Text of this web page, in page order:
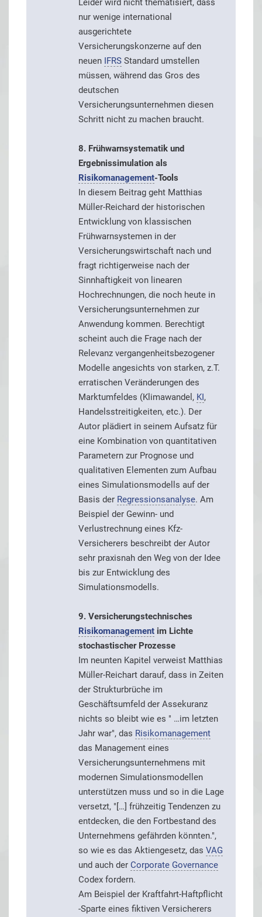
nur wenige international
ausgerichtete
Versicherungskonzerne auf den
neuen IFRS Standard umstellen
müssen, während das Gros des
deutschen
Versicherungsunternehmen diesen
Schritt nicht zu machen braucht.
8. Frühwarnsystematik und
Ergebnissimulation als
Risikomanagement-Tools
In diesem Beitrag geht Matthias
Müller-Reichard der historischen
Entwicklung von klassischen
Frühwarnsystemen in der
Versicherungswirtschaft nach und
fragt richtigerweise nach der
Sinnhaftigkeit von linearen
Hochrechnungen, die noch heute in
Versicherungsunternehmen zur
Anwendung kommen. Berechtigt
scheint auch die Frage nach der
Relevanz vergangenheitsbezogener
Modelle angesichts von starken, z.T.
erratischen Veränderungen des
Marktumfeldes (Klimawandel, KI,
Handelsstreitigkeiten, etc.). Der
Autor plädiert in seinem Aufsatz für
eine Kombination von quantitativen
Parametern zur Prognose und
qualitativen Elementen zum Aufbau
eines Simulationsmodells auf der
Basis der Regressionsanalyse. Am
Beispiel der Gewinn- und
Verlustrechnung eines Kfz-
Versicherers beschreibt der Autor
sehr praxisnah den Weg von der Idee
bis zur Entwicklung des
Simulationsmodells.
9. Versicherungstechnisches
Risikomanagement im Lichte
stochastischer Prozesse
Im neunten Kapitel verweist Matthias
Müller-Reichart darauf, dass in Zeiten
der Strukturbrüche im
Geschäftsumfeld der Assekuranz
nichts so bleibt wie es " …im letzten
Jahr war", das Risikomanagement
das Management eines
Versicherungsunternehmens mit
modernen Simulationsmodellen
unterstützen muss und so in die Lage
versetzt, "[…] frühzeitig Tendenzen zu
entdecken, die den Fortbestand des
Unternehmens gefährden könnten.",
so wie es das Aktiengesetz, das VAG
und auch der Corporate Governance
Codex fordern.
Am Beispiel der Kraftfahrt-Haftpflicht
-Sparte eines fiktiven Versicherers